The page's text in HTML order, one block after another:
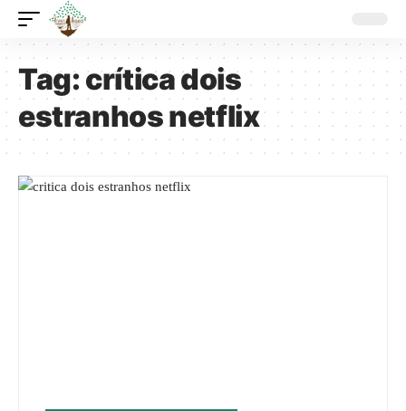
Tag:crítica dois
estranhos netflix